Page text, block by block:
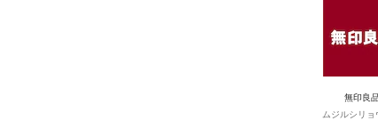
無印良
ムジルシリョ